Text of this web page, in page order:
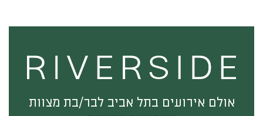
אולם אירועים בתל אביב לבר/בת מצוות